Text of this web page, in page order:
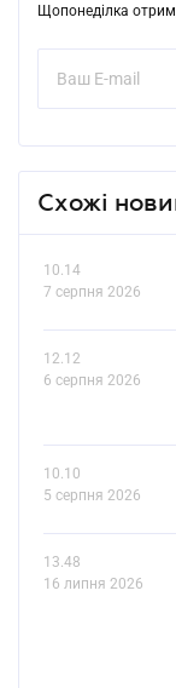
Щопонеділка
Схожі
10.14
7 серпня 2026
12.12
6 серпня 2026
10.10
5 серпня 2026
13.48
16 липня 2026